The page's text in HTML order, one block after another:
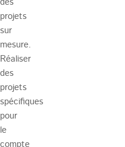
projets
sur
mesure.
Réaliser
des
projets
spécifiques
pour
le
compte